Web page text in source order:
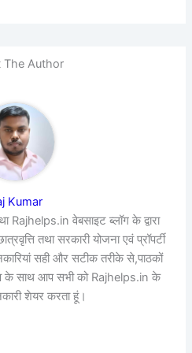
The Author
Kumar
Rajhelps.in वेबसाइट ब्लॉग के द्वारा
तथा सरकारी योजना एवं प्रॉपर्टी
सही और सटीक तरीके से,पाठकों
के साथ आप सभी को Rajhelps.in के
शेयर करता हूं।